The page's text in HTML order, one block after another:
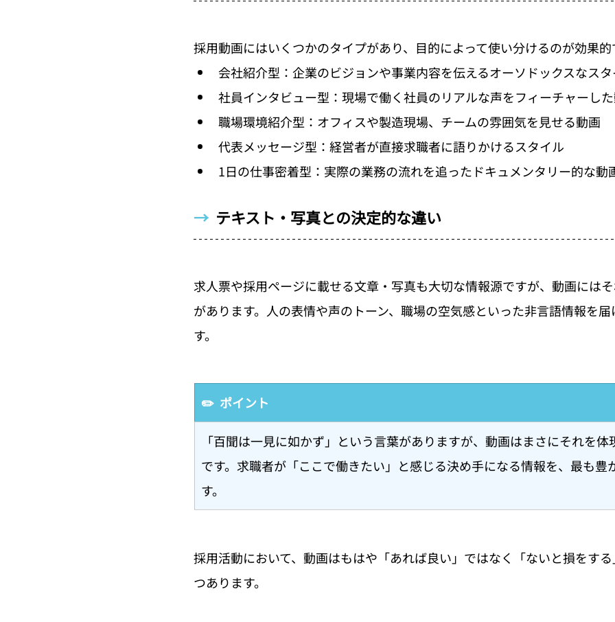
採用動画にはいくつかのタイプがあり、目的によって使い分けるのが効果的
会社紹介型：企業のビジョンや事業内容を伝えるオーソドックスなス
社員インタビュー型：現場で働く社員のリアルな声をフィーチャーし
職場環境紹介型：オフィスや製造現場、チームの雰囲気を見せる動画
代表メッセージ型：経営者が直接求職者に語りかけるスタイル
1日の仕事密着型：実際の業務の流れを追ったドキュメンタリー的な動
→ テキスト・写真との決定的な違い
求人票や採用ページに載せる文章・写真も大切な情報源ですが、動画には
があります。人の表情や声のトーン、職場の空気感といった非言語情報を
す。
✏️  ポイント
「百聞は一見に如かず」という言葉がありますが、動画はまさにそれを体
です。求職者が「ここで働きたい」と感じる決め手になる情報を、最も豊
す。
採用活動において、動画はもはや「あれば良い」ではなく「ないと損をす
つあります。